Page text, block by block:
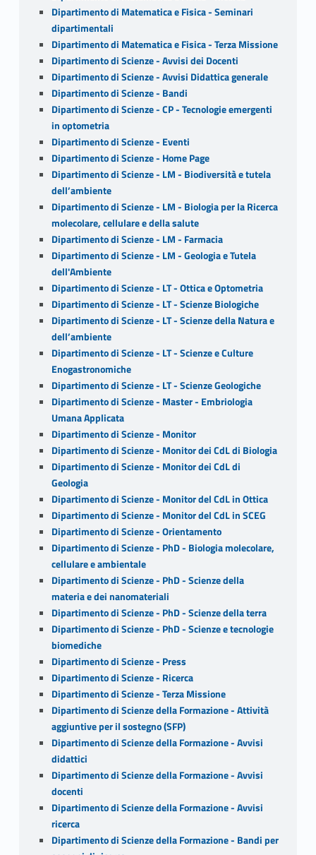
Dipartimento di Matematica e Fisica - Seminari
dipartimentali
Dipartimento di Matematica e Fisica - Terza Missione
Dipartimento di Scienze - Avvisi dei Docenti
Dipartimento di Scienze - Avvisi Didattica generale
Dipartimento di Scienze - Bandi
Dipartimento di Scienze - CP - Tecnologie emergenti
in optometria
Dipartimento di Scienze - Eventi
Dipartimento di Scienze - Home Page
Dipartimento di Scienze - LM - Biodiversità e tutela
dell’ambiente
Dipartimento di Scienze - LM - Biologia per la Ricerca
molecolare, cellulare e della salute
Dipartimento di Scienze - LM - Farmacia
Dipartimento di Scienze - LM - Geologia e Tutela
dell'Ambiente
Dipartimento di Scienze - LT - Ottica e Optometria
Dipartimento di Scienze - LT - Scienze Biologiche
Dipartimento di Scienze - LT - Scienze della Natura e
dell’ambiente
Dipartimento di Scienze - LT - Scienze e Culture
Enogastronomiche
Dipartimento di Scienze - LT - Scienze Geologiche
Dipartimento di Scienze - Master - Embriologia
Umana Applicata
Dipartimento di Scienze - Monitor
Dipartimento di Scienze - Monitor dei CdL di Biologia
Dipartimento di Scienze - Monitor dei CdL di
Geologia
Dipartimento di Scienze - Monitor del CdL in Ottica
Dipartimento di Scienze - Monitor del CdL in SCEG
Dipartimento di Scienze - Orientamento
Dipartimento di Scienze - PhD - Biologia molecolare,
cellulare e ambientale
Dipartimento di Scienze - PhD - Scienze della
materia e dei nanomateriali
Dipartimento di Scienze - PhD - Scienze della terra
Dipartimento di Scienze - PhD - Scienze e tecnologie
biomediche
Dipartimento di Scienze - Press
Dipartimento di Scienze - Ricerca
Dipartimento di Scienze - Terza Missione
Dipartimento di Scienze della Formazione - Attività
aggiuntive per il sostegno (SFP)
Dipartimento di Scienze della Formazione - Avvisi
didattici
Dipartimento di Scienze della Formazione - Avvisi
docenti
Dipartimento di Scienze della Formazione - Avvisi
ricerca
Dipartimento di Scienze della Formazione - Bandi per